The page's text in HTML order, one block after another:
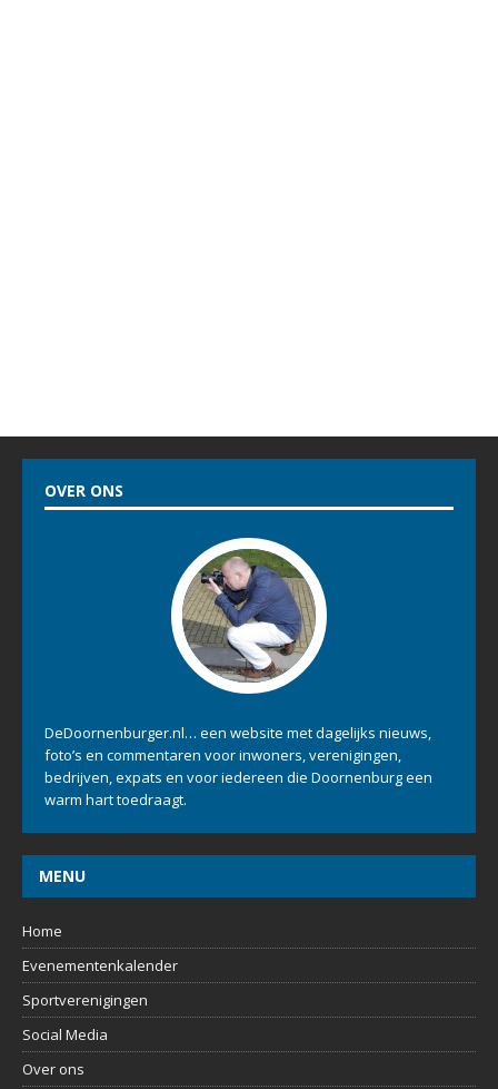
OVER ONS
DeDoornenburger.nl… een website met dagelijks nieuws,
foto’s en commentaren voor inwoners, verenigingen,
bedrijven, expats en voor iedereen die Doornenburg een
warm hart toedraagt.
MENU
Home
Evenementenkalender
Sportverenigingen
Social Media
Over ons